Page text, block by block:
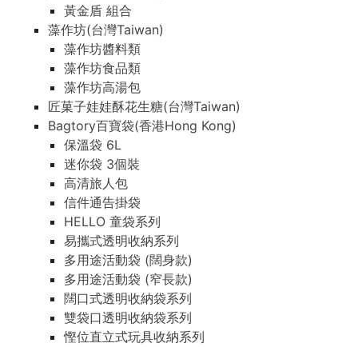
黃金盾 組合
藻作坊(台灣Taiwan)
藻作坊醬料類
藻作坊食品類
藻作坊高湯包
匠菓子娃娃酥花生糖(台灣Taiwan)
Bagtory百寶袋(香港Hong Kong)
保溫袋 6L
迷你袋 3個裝
高清旅人包
信件通告掛袋
HELLO 童袋系列
易攜式透明收納系列
多用途活動袋 (闊身款)
多用途活動袋 (窄長款)
闊口式透明收納袋系列
雙袋口透明收納袋系列
慳位直立式玩具收納系列